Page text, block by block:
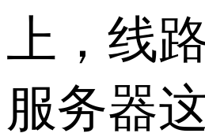
上，线
服务器